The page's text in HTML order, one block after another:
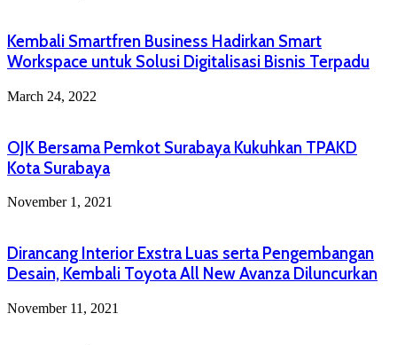
Kembali Smartfren Business Hadirkan Smart
Workspace untuk Solusi Digitalisasi Bisnis Terpadu
March 24, 2022
OJK Bersama Pemkot Surabaya Kukuhkan TPAKD
Kota Surabaya
November 1, 2021
Dirancang Interior Exstra Luas serta Pengembangan
Desain, Kembali Toyota All New Avanza Diluncurkan
November 11, 2021